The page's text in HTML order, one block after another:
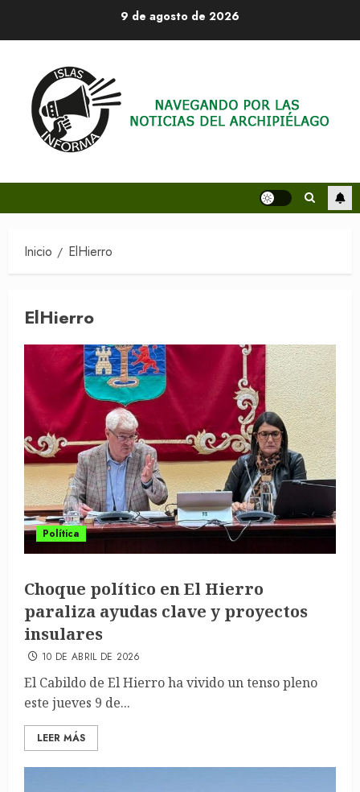
9 de agosto de 2026
Inicio ElHierro
ElHierro
Política
Choque político en El Hierro
paraliza ayudas clave y proyectos
insulares
10 DE ABRIL DE 2026
El Cabildo de El Hierro ha vivido un tenso pleno
este jueves 9 de...
LEER MÁS